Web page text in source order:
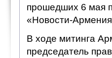
прошедших 6 мая
«Новости-
В ходе митинга
председатель